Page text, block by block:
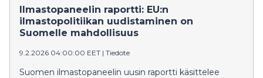
Klimatpanelen beslutsfattarna rekommendationer för
utveckling av EU:s utsläppshandel.
Ilmastopaneelin raportti: EU:n
ilmastopolitiikan uudistaminen on
Suomelle mahdollisuus
9.2.2026 04:00:00 EET | Tiedote
Suomen ilmastopaneelin uusin raportti käsittelee